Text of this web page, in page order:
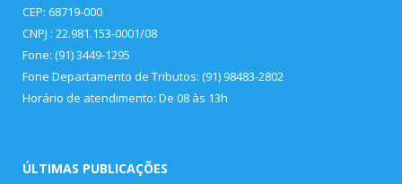
CEP: 68719-000
CNPJ : 22.981.153-0001/08
Fone: (91) 3449-1295
Fone Departamento de Tributos: (91) 98483-2802
Horário de atendimento: De 08 às 13h
ÚLTIMAS PUBLICAÇÕES